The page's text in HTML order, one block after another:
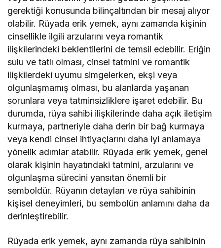
gerektiği konusunda bilinçaltından bir mesaj alıyor
olabilir. Rüyada erik yemek, aynı zamanda kişinin
cinsellikle ilgili arzularını veya romantik
ilişkilerindeki beklentilerini de temsil edebilir. Eriğin
sulu ve tatlı olması, cinsel tatmini ve romantik
ilişkilerdeki uyumu simgelerken, ekşi veya
olgunlaşmamış olması, bu alanlarda yaşanan
sorunlara veya tatminsizliklere işaret edebilir. Bu
durumda, rüya sahibi ilişkilerinde daha açık iletişim
kurmaya, partneriyle daha derin bir bağ kurmaya
veya kendi cinsel ihtiyaçlarını daha iyi anlamaya
yönelik adımlar atabilir. Rüyada erik yemek, genel
olarak kişinin hayatındaki tatmini, arzularını ve
olgunlaşma sürecini yansıtan önemli bir
semboldür. Rüyanın detayları ve rüya sahibinin
kişisel deneyimleri, bu sembolün anlamını daha da
derinleştirebilir.
Rüyada erik yemek, aynı zamanda rüya sahibinin